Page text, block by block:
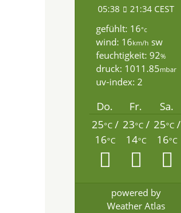
05:38 21:34 CEST
gefühlt: 16°c
wind: 16km/h sw
feuchtigkeit: 92%
druck: 1011.85mbar
uv-index: 2
Do. Fr.
Sa.
25°C/
16°C
23°C/
14°C
25°C/
16°C
powered by
Weather Atlas